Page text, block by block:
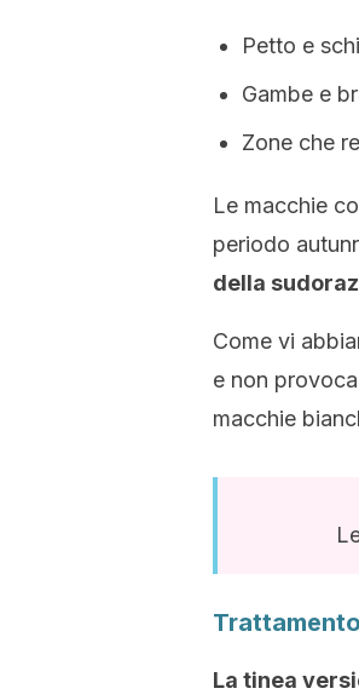
Petto e
Gambe e
Zone che
Le macchie
periodo
della
Come vi
e non
macchie
Trattamento
La tinea